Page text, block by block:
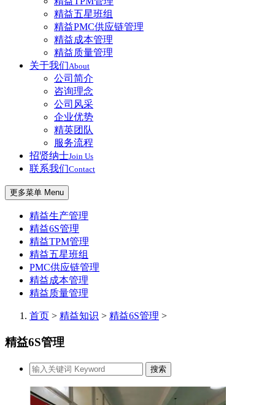
精益五星班组
精益PMC供应链管理
精益成本管理
精益质量管理
关于我们About
公司简介
咨询理念
公司风采
企业优势
精英团队
服务流程
招贤纳士Join Us
联系我们Contact
更多菜单 Menu
精益生产管理
精益6S管理
精益TPM管理
精益五星班组
PMC供应链管理
精益成本管理
精益质量管理
首页 > 精益知识 > 精益6S管理 >
精益6S管理